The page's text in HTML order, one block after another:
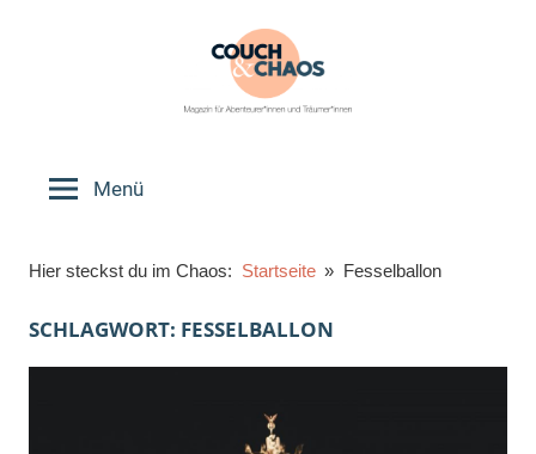
Chaos
Menü
Hier steckst du im Chaos: Startseite Fesselballon
SCHLAGWORT: FESSELBALLON